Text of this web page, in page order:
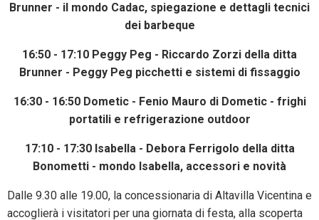
Brunner - il mondo Cadac, spiegazione e dettagli tecnici
dei barbeque
16:50 - 17:10 Peggy Peg - Riccardo Zorzi della ditta
Brunner - Peggy Peg picchetti e sistemi di fissaggio
16:30 - 16:50 Dometic - Fenio Mauro di Dometic - frighi
portatili e refrigerazione outdoor
17:10 - 17:30 Isabella - Debora Ferrigolo della ditta
Bonometti - mondo Isabella, accessori e novità
Dalle 9.30 alle 19.00, la concessionaria di Altavilla Vicentina e
accoglierà i visitatori per una giornata di festa, alla scoperta